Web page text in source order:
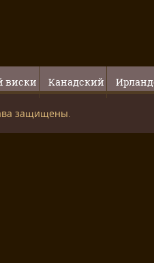
виски Канадский
защищены.